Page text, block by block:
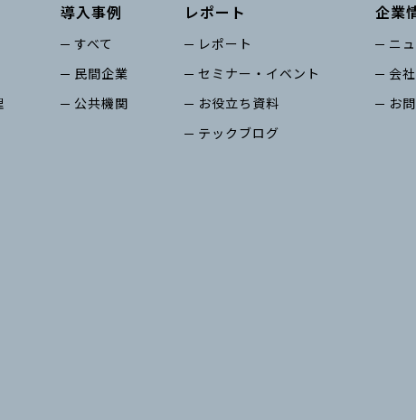
導入事例
すべて
民間企業
公共機関
レポート
レポート
セミナー・イベント
お役立ち資料
テックブログ
企業
ニ
会
お